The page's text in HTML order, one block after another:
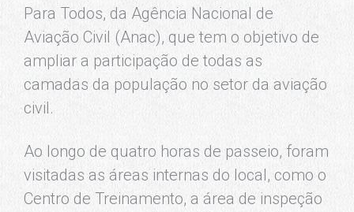
Para Todos, da Agência Nacional de
Aviação Civil (Anac), que tem o objetivo de
ampliar a participação de todas as
camadas da população no setor da aviação
civil.
Ao longo de quatro horas de passeio, foram
visitadas as áreas internas do local, como o
Centro de Treinamento, a área de inspeção